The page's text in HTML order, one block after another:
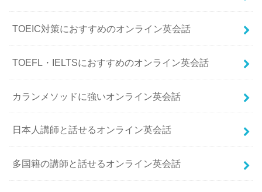
TOEIC対策におすすめのオンライン英会話
TOEFL・IELTSにおすすめのオンライン英会話
カランメソッドに強いオンライン英会話
日本人講師と話せるオンライン英会話
多国籍の講師と話せるオンライン英会話